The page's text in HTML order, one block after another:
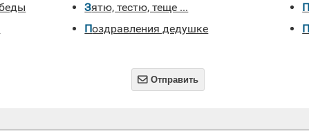
Зятю, тестю, теще ...
Поздравления дедушке
 Отправить